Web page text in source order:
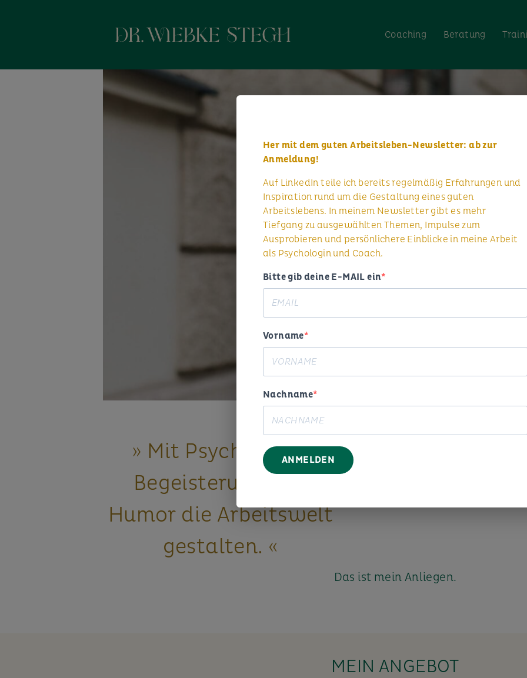
Coaching Beratung
» Mit Psychologie,
Begeisterung und
Humor die Arbeitswelt
gestalten. «
Das ist mein Anliegen.
MEIN ANGEBOT
Her mit dem guten Arbeitsleben-Newsletter: ab zur
Anmeldung!
Auf LinkedIn teile ich bereits regelmäßig Erfahrungen und
Inspiration rund um die Gestaltung eines guten
Arbeitslebens. In meinem Newsletter gibt es mehr
Tiefgang zu ausgewählten Themen, Impulse zum
Ausprobieren und persönlichere Einblicke in meine Arbeit
als Psychologin und Coach.
Bitte gib deine E-MAIL ein
Vorname
Nachname
ANMELDEN